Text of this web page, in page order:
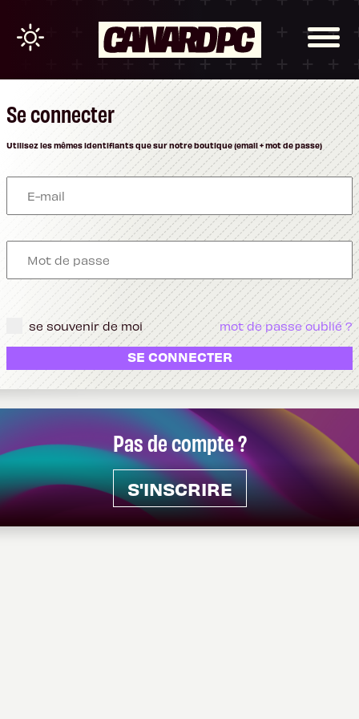
Pas de compte ?
S'INSCRIRE
Se connecter
Utilisez les mêmes identifiants que sur notre boutique (email + mot de passe)
se souvenir de moi mot de passe oublié ?
SE CONNECTER